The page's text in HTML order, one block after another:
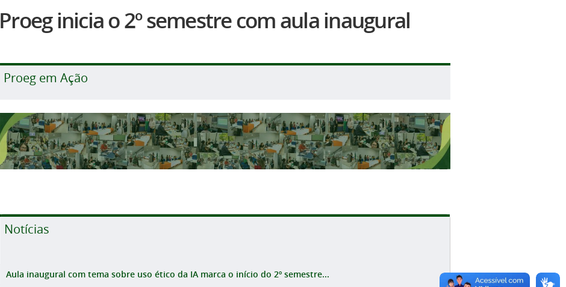
Proeg inicia o 2º semestre com aula inaugural
Proeg em Ação
Notícias
Aula inaugural com tema sobre uso ético da IA marca o início do 2º semestre...